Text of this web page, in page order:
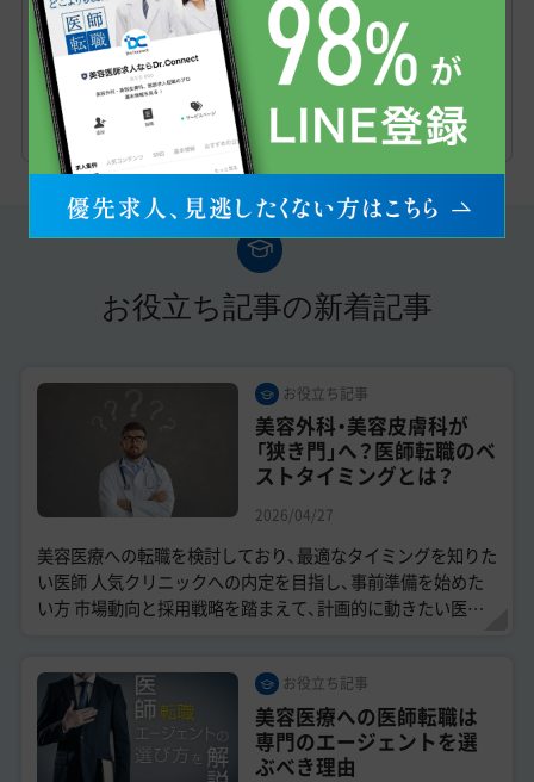
多数取り揃え、医師と美容クリニック
の高いマッチング率と満足度を実現し
ている。
お役立ち記事の新着記事
お役立ち記事
美容外科・美容皮膚科が
「狭き門」へ？医師転職のベ
ストタイミングとは？
2026/04/27
美容医療への転職を検討しており、最適なタイミングを知りた
い医師 人気クリニックへの内定を目指し、事前準備を始めた
い方 市場動向と採用戦略を踏まえて、計画的に動きたい医師
お役立ち記事
美容医療への医師転職は
専門のエージェントを選
ぶべき理由